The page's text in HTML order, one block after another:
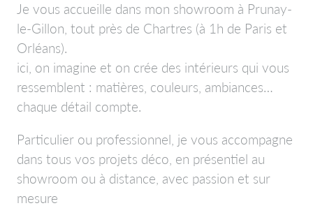
Je vous accueille dans mon showroom à Prunay-
le-Gillon, tout près de Chartres (à 1h de Paris et
Orléans).
ici, on imagine et on crée des intérieurs qui vous
ressemblent : matières, couleurs, ambiances…
chaque détail compte.
Particulier ou professionnel, je vous accompagne
dans tous vos projets déco, en présentiel au
showroom ou à distance, avec passion et sur
mesure